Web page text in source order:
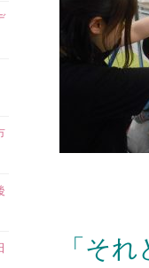
「そ